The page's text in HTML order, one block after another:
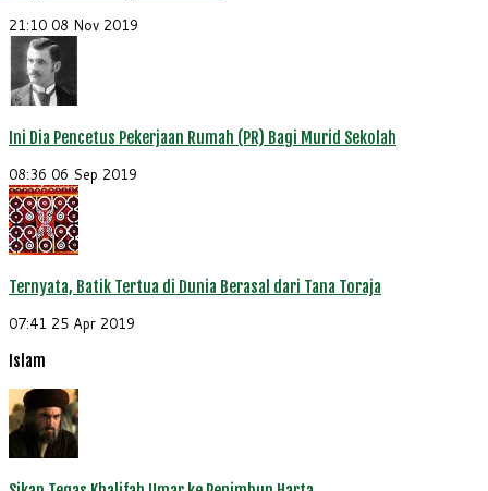
21:10 08 Nov 2019
Ini Dia Pencetus Pekerjaan Rumah (PR) Bagi Murid Sekolah
08:36 06 Sep 2019
Ternyata, Batik Tertua di Dunia Berasal dari Tana Toraja
07:41 25 Apr 2019
Islam